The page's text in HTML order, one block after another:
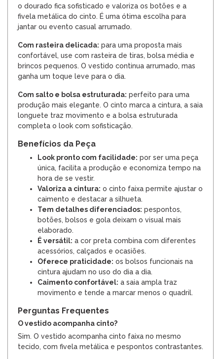
o dourado fica sofisticado e valoriza os botões e a
fivela metálica do cinto. É uma ótima escolha para
jantar ou evento casual arrumado.
Com rasteira delicada: para uma proposta mais
confortável, use com rasteira de tiras, bolsa média e
brincos pequenos. O vestido continua arrumado, mas
ganha um toque leve para o dia.
Com salto e bolsa estruturada: perfeito para uma
produção mais elegante. O cinto marca a cintura, a saia
longuete traz movimento e a bolsa estruturada
completa o look com sofisticação.
Benefícios da Peça
Look pronto com facilidade: por ser uma peça
única, facilita a produção e economiza tempo na
hora de se vestir.
Valoriza a cintura: o cinto faixa permite ajustar o
caimento e destacar a silhueta.
Tem detalhes diferenciados: pespontos,
botões, bolsos e gola deixam o visual mais
elaborado.
É versátil: a cor preta combina com diferentes
acessórios, calçados e ocasiões.
Oferece praticidade: os bolsos funcionais na
cintura ajudam no uso do dia a dia.
Caimento confortável: a saia ampla traz
movimento e tende a marcar menos o quadril.
Perguntas Frequentes
O vestido acompanha cinto?
Sim. O vestido acompanha cinto faixa no mesmo
tecido, com fivela metálica e pespontos contrastantes.